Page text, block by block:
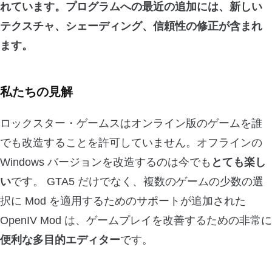
れています。プログラムへの最近の追加には、新しい
テクスチャ、シェーディング、信頼性の修正が含まれ
ます。
私たちの見解
ロックスター・ゲームスはオンライン版のゲームを誰
でも改造することを許可していません。オフラインの
Windows バージョンを改造するのは今でも とても楽し
いです。 GTA5 だけでなく、複数のゲームの少数の選
択に Mod を適用するためのサポートが追加された
OpenIV Mod は、ゲームプレイを改善するための非常に
便利な多目的エディターです。